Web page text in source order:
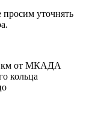
уточнять
км от МКАДА
кольца